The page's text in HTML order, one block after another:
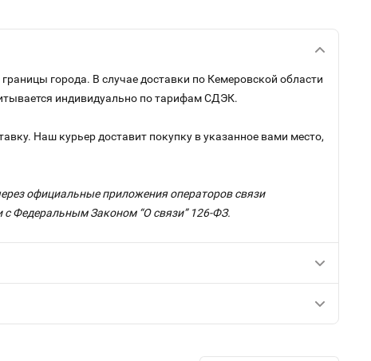
города. В случае доставки по Кемеровской области
индивидуально по тарифам СДЭК.
Наш курьер доставит покупку в указанное вами место,
официальные приложения операторов связи
с Федеральным Законом “О связи” 126-ФЗ.